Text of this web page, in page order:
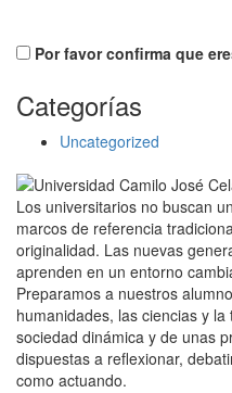
Por favor confirma que
Categorías
Uncategorized
Los universitarios no buscan
marcos de referencia
originalidad. Las nuevas
aprenden en un entorno
Preparamos a nuestros
humanidades, las ciencias y
sociedad dinámica y de unas
dispuestas a reflexionar,
como actuando.